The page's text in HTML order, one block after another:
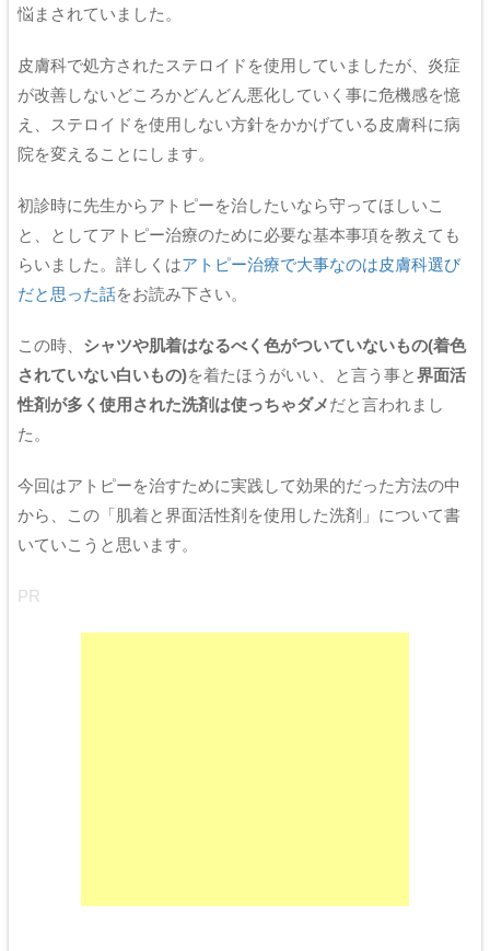
悩まされていました。
皮膚科で処方されたステロイドを使用していましたが、炎症
が改善しないどころかどんどん悪化していく事に危機感を憶
え、ステロイドを使用しない方針をかかげている皮膚科に病
院を変えることにします。
初診時に先生からアトピーを治したいなら守ってほしいこ
と、としてアトピー治療のために必要な基本事項を教えても
らいました。詳しくはアトピー治療で大事なのは皮膚科選び
だと思った話をお読み下さい。
この時、 シャツや肌着はなるべく色がついていないもの(着色
されていない白いもの)を着たほうがいい、と言う事と界面活
性剤が多く使用された洗剤は使っちゃダメだと言われまし
た。
今回はアトピーを治すために実践して効果的だった方法の中
から、この「肌着と界面活性剤を使用した洗剤」について書
いていこうと思います。
PR